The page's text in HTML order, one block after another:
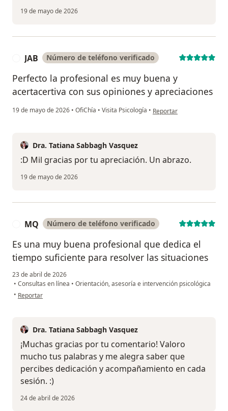
19 de mayo de 2026
JAB Número de teléfono verificado
Perfecto la profesional es muy buena y
acertacertiva con sus opiniones y apreciaciones
19 de mayo de 2026 • OfiChía • Visita Psicología • en opinión del usuario JAB
Reportar
Dra. Tatiana Sabbagh Vasquez
:D Mil gracias por tu apreciación. Un abrazo.
19 de mayo de 2026
MQ Número de teléfono verificado
Es una muy buena profesional que dedica el
tiempo suficiente para resolver las situaciones
23 de abril de 2026
• Consultas en línea • Orientación, asesoría e intervención psicológica
• en opinión del usuario MQ
Reportar
Dra. Tatiana Sabbagh Vasquez
¡Muchas gracias por tu comentario! Valoro
mucho tus palabras y me alegra saber que
percibes dedicación y acompañamiento en cada
sesión. :)
24 de abril de 2026